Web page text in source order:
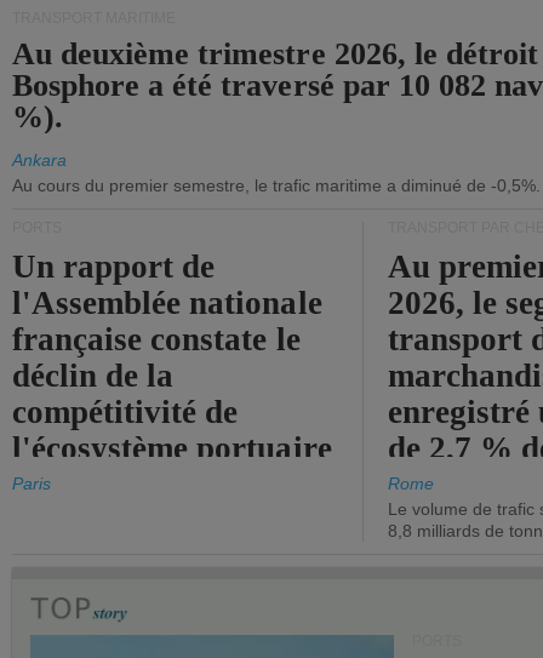
Au deuxième trimestre 2026, le
Bosphore a été traversé par 10 082
%).
Ankara
Au cours du premier semestre, le trafic maritime a diminué de -0,5%.
Un rapport de
l'Assemblée nationale
française constate le
déclin de la
compétitivité de
l'écosystème portuaire
de l'État.
Paris
Au
2026, le
transport
enregistré
de 2,7 %
chiffre
Rome
Le volume de trafic
8,8 milliards de